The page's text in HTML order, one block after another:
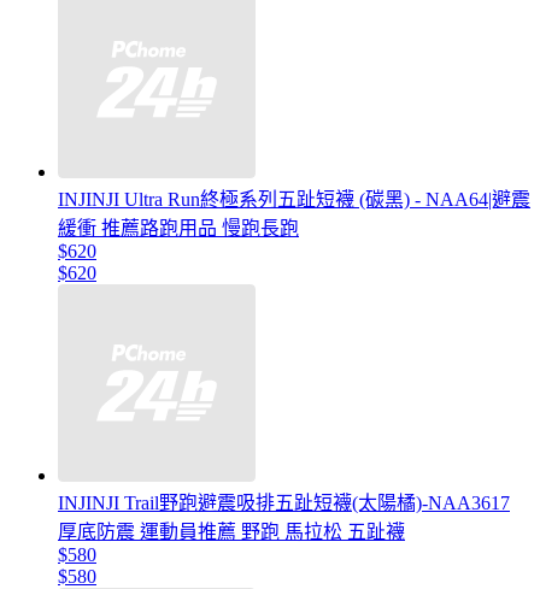
INJINJI Ultra Run終極系列五趾短襪 (碳黑) - NAA64|避震
緩衝 推薦路跑用品 慢跑長跑
$620
$620
INJINJI Trail野跑避震吸排五趾短襪(太陽橘)-NAA3617
厚底防震 運動員推薦 野跑 馬拉松 五趾襪
$580
$580